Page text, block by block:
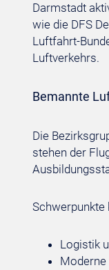
Darmstadt
wie die DFS
Luftfahrt-
Luftverkehrs.
Bemannte
Die
stehen der
Schwerpunkte
Logistik
Moderne